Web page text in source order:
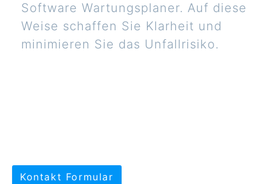
Software Wartungsplaner. Auf diese
Weise schaffen Sie Klarheit und
minimieren Sie das Unfallrisiko.
Kontakt Formular